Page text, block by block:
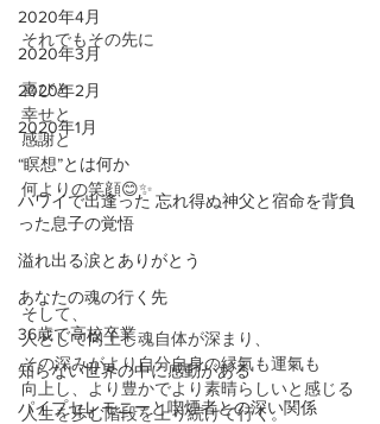
2020年4月
2020年3月
2020年2月
2020年1月
“瞑想”とは何か
ハワイで出逢った 忘れ得ぬ神父と宿命を背負
った息子の覚悟
溢れ出る涙とありがとう
あなたの魂の行く先
36歳で高校卒業
知らない世界の中に感動がある
パイプセレモニーと喫煙者との深い関係
それでもその先に
喜びと
幸せと
感謝と
何よりの笑顔😊✨
そして、
人として向上し魂自体が深まり、
その深みがより自分自身の縁氣も運氣も
向上し、より豊かでより素晴らしいと感じる
人生を歩む階段を上り続けて行く。